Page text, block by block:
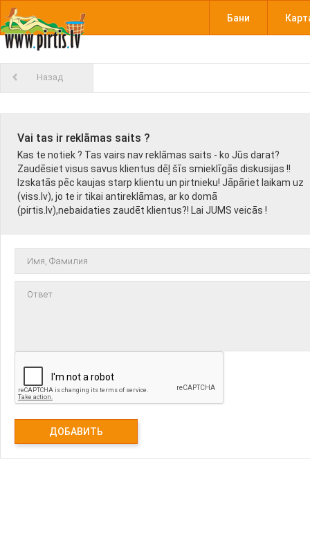
Бани
Назад
Vai tas ir reklāmas saits ?
Kas te notiek ? Tas vairs nav reklāmas saits - ko Jūs darat?
Zaudēsiet visus savus klientus dēļ šīs smieklīgās diskusijas !!
Izskatās pēc kaujas starp klientu un pirtnieku! Jāpāriet laikam uz
(viss.lv), jo te ir tikai antireklāmas, ar ko domā
(pirtis.lv),nebaidaties zaudēt klientus?! Lai JUMS veicās !